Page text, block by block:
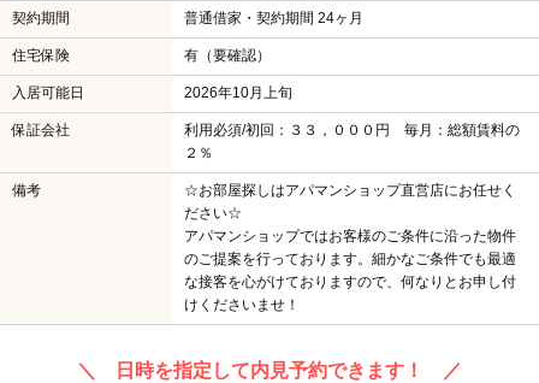
契約期間 普通借家・契約期間 24ヶ月
住宅保険 有（要確認）
入居可能日 2026年10月上旬
保証会社
利用必須/初回：３３，０００円 毎月：総額賃料の
２％
備考
☆お部屋探しはアパマンショップ直営店にお任せく
ださい☆
アパマンショップではお客様のご条件に沿った物件
のご提案を行っております。細かなご条件でも最適
な接客を心がけておりますので、何なりとお申し付
けくださいませ！
＼ 日時を指定して内見予約できます！ ／